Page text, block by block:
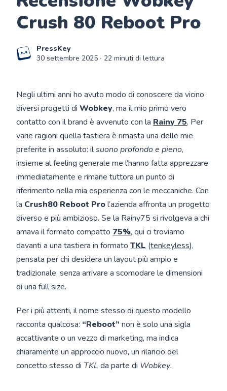
Crush 80 Reboot Pro
PressKey
30 settembre 2025 ∙ 22 minuti di lettura
Negli ultimi anni ho avuto modo di conoscere da vicino
diversi progetti diWobkey, ma il mio primo vero
contatto con il brand è avvenuto con la Rainy 75. Per
varie ragioni quella tastiera è rimasta una delle mie
preferite in assoluto: ilsuono profondo e pieno,
insieme al feeling generale me l’hanno fatta apprezzare
immediatamente e rimane tuttora un punto di
riferimento nella mia esperienza con le meccaniche. Con
la Crush80 Reboot Prol’azienda affronta un progetto
diverso e più ambizioso. Se la Rainy75 si rivolgeva a chi
amava il formato compatto 75%, qui ci troviamo
davanti a una tastiera in formatoTKL (tenkeyless),
pensata per chi desidera un layout più ampio e
tradizionale, senza arrivare a scomodare le dimensioni
di una full size.
Per i più attenti, il nome stesso di questo modello
racconta qualcosa: “Reboot” non è solo una sigla
accattivante o un vezzo di marketing, ma indica
chiaramente un approccio nuovo, un rilancio del
concetto stesso di TKL da parte di Wobkey.